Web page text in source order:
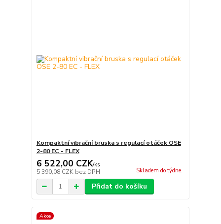
Kompaktní vibrační bruska s regulací otáček OSE
2-80 EC - FLEX
6 522,00 CZK/ks
5 390,08 CZK bez DPH Skladem do týdne.
Přidat do košíku
Akce